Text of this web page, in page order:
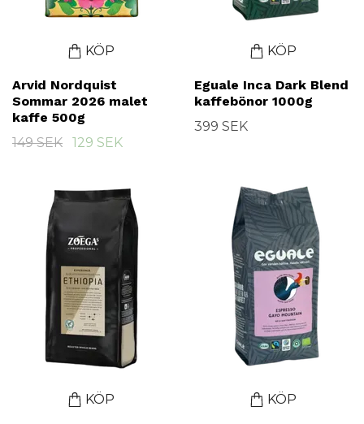
KÖP
Arvid Nordquist
Sommar 2026 malet
kaffe 500g
149 SEK
129 SEK
KÖP
Eguale Inca Dark Blend
kaffebönor 1000g
399 SEK
KÖP KÖP